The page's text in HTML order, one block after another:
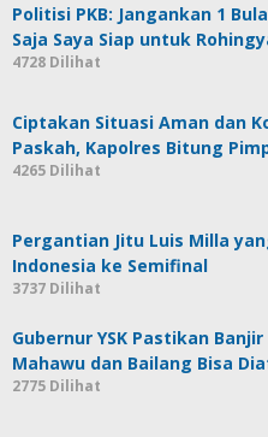
Politisi PKB: Jangankan 1
Saja Saya Siap untuk
4728 Dilihat
Ciptakan Situasi Aman dan
Paskah, Kapolres Bitung
4265 Dilihat
Pergantian Jitu Luis Milla
Indonesia ke Semifinal
3737 Dilihat
Gubernur YSK Pastikan
Mahawu dan Bailang Bisa
2775 Dilihat